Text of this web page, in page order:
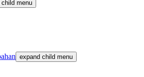
child menu
expand child menu